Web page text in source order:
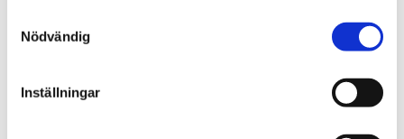
Nödvändig
Inställningar
Lagervara
Artikelnr
20253278